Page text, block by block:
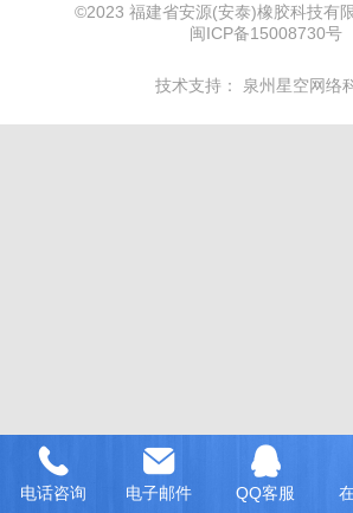
©2023 福建省安源(安泰)橡胶科技有
闽ICP备15008730号
技术支持： 泉州星空网络
电话咨询 电子邮件 QQ客服